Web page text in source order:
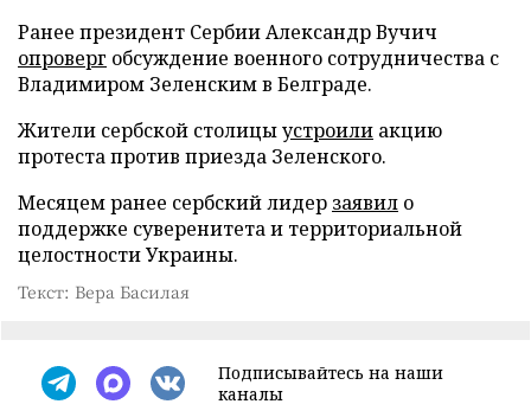
Ранее президент Сербии Александр Вучич
опроверг обсуждение военного сотрудничества с
Владимиром Зеленским в Белграде.
Жители сербской столицыустроили акцию
протеста против приезда Зеленского.
Месяцем ранее сербский лидер заявил о
поддержке суверенитета и территориальной
целостности Украины.
Текст: Вера Басилая
Подписывайтесь на наши
каналы